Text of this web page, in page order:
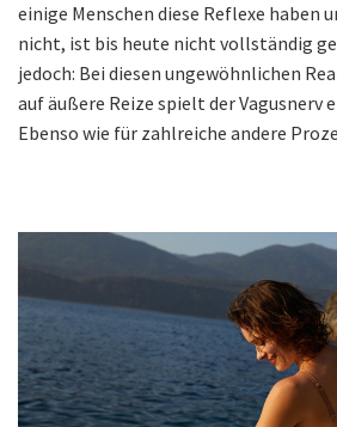
einige Menschen diese Reflexe haben
nicht, ist bis heute nicht vollständig
jedoch: Bei diesen ungewöhnlichen
auf äußere Reize spielt der Vagusnerv
Ebenso wie für zahlreiche andere